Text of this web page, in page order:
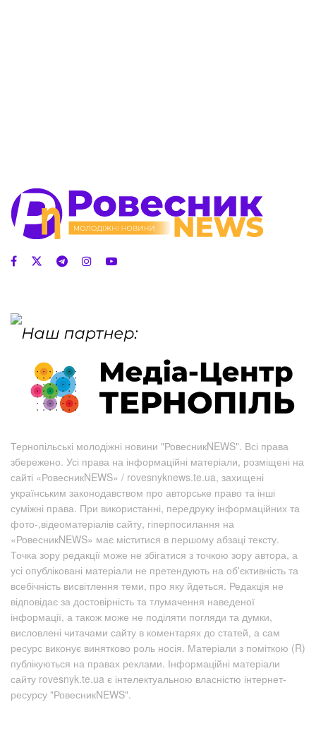
Тернопільські молодіжні новини "РовесникNEWS". Всі права
збережено. Усі права на інформаційні матеріали, розміщені на
сайті «РовесникNEWS» / rovesnyknews.te.ua, захищені
українським законодавством про авторське право та інші
суміжні права. При використанні, передруку інформаційних та
фото-,відеоматеріалів сайту, гіперпосилання на
«РовесникNEWS» має міститися в першому абзаці тексту.
Точка зору редакції може не збігатися з точкою зору автора, а
усі опубліковані матеріали не претендують на об'єктивність та
всебічність висвітлення теми, про яку йдеться. Редакція не
відповідає за достовірність та тлумачення наведеної
інформації, а також може не поділяти погляди та думки,
висловлені читачами сайту в коментарях до статей, а сам
ресурс виконує винятково роль носія. Матеріали з поміткою (R)
публікуються на правах реклами. Інформаційні матеріали
сайту rovesnyk.te.ua є інтелектуальною власністю інтернет-
ресурсу "РовесникNEWS".